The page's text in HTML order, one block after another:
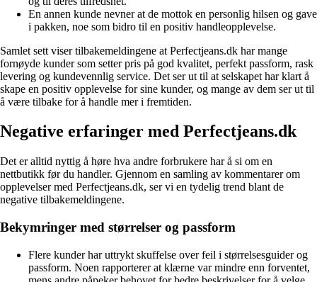
En annen kunde nevner at de mottok en personlig hilsen og gave
i pakken, noe som bidro til en positiv handleopplevelse.
Samlet sett viser tilbakemeldingene at Perfectjeans.dk har mange
fornøyde kunder som setter pris på god kvalitet, perfekt passform, rask
levering og kundevennlig service. Det ser ut til at selskapet har klart å
skape en positiv opplevelse for sine kunder, og mange av dem ser ut til
å være tilbake for å handle mer i fremtiden.
Negative erfaringer med Perfectjeans.dk
Det er alltid nyttig å høre hva andre forbrukere har å si om en
nettbutikk før du handler. Gjennom en samling av kommentarer om
opplevelser med Perfectjeans.dk, ser vi en tydelig trend blant de
negative tilbakemeldingene.
Bekymringer med størrelser og passform
Flere kunder har uttrykt skuffelse over feil i størrelsesguider og
passform. Noen rapporterer at klærne var mindre enn forventet,